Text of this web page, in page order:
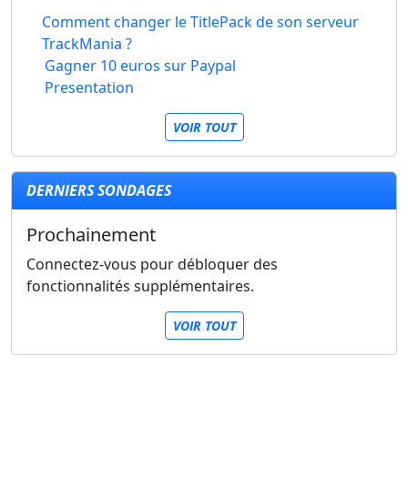
Comment changer le TitlePack de son serveur
TrackMania ?
Gagner 10 euros sur Paypal
Presentation
VOIR TOUT
DERNIERS SONDAGES
Prochainement
Connectez-vous pour débloquer des
fonctionnalités supplémentaires.
VOIR TOUT